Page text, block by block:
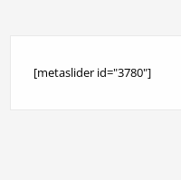
[metaslider id="3780"]